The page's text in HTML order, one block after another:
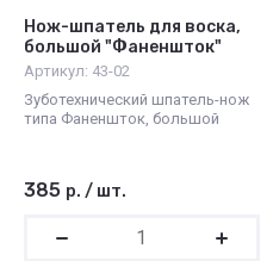
Нож-шпатель для воска,
большой "Фаненшток"
Артикул: 43-02
Зуботехнический шпатель-нож
типа Фаненшток, большой
385 р. / шт.